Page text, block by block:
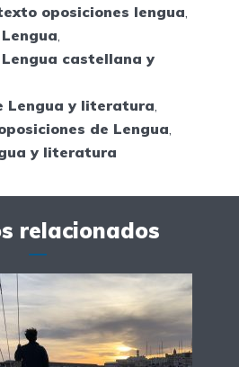
oposiciones lengua,
,
castellana y
Lengua y literatura,
de Lengua,
y literatura
relacionados